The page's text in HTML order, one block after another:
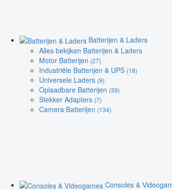
Batterijen & Laders
Alles bekijken Batterijen & Laders
Motor Batterijen (27)
Industriële Batterijen & UPS (18)
Universele Laders (9)
Oplaadbare Batterijen (39)
Stekker Adapters (7)
Camera Batterijen (134)
Consoles &